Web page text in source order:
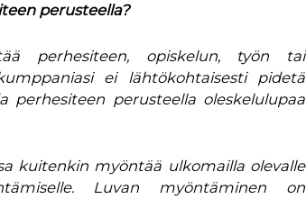
perusteella?
perhesiteen, opiskelun, työn tai
ei lähtökohtaisesti pidetä
perhesiteen perusteella oleskelulupaa
kuitenkin myöntää ulkomailla olevalle
Luvan myöntäminen on